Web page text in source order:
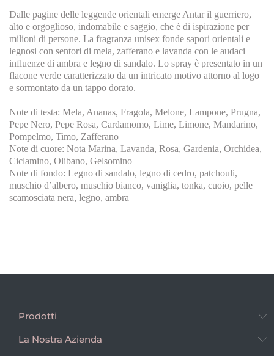
Dalle pagine delle leggende orientali emerge Antar il guerriero,
alto e orgoglioso, indomabile e saggio, che è di ispirazione per
milioni di persone. La fragranza unisex fonde sapori orientali e
legnosi con sentori di mela, zafferano e lavanda con le audaci
influenze di ambra e legno di sandalo. Lo spray è presentato in un
flacone verde caratterizzato da un intricato motivo attorno al logo
e sormontato da un tappo dorato.
Note di testa: Mela, Ananas, Fragola, Melone, Lampone, Prugna,
Pepe Nero, Pepe Rosa, Cardamomo, Lime, Limone, Mandarino,
Pompelmo, Timo, Zafferano
Note di cuore: Nota Marina, Lavanda, Rosa, Gardenia, Orchidea,
Ciclamino, Olibano, Gelsomino
Note di fondo: Legno di sandalo, legno di cedro, patchouli,
muschio d’albero, muschio bianco, vaniglia, tonka, cuoio, pelle
scamosciata nera, legno, ambra
Prodotti
La Nostra Azienda